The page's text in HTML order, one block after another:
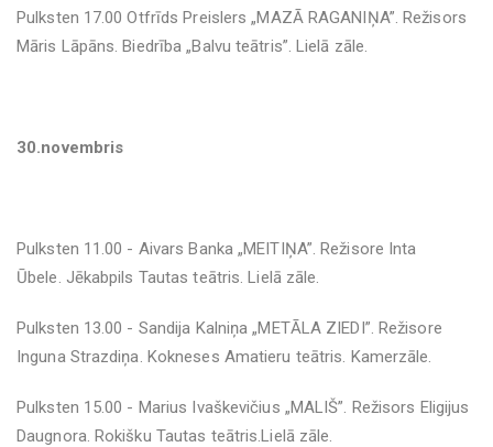
Pulksten 17.00 Otfrīds Preislers „MAZĀ RAGANIŅA”. Režisors
Māris Lāpāns. Biedrība „Balvu teātris”. Lielā zāle.
30.novembris
Pulksten 11.00 - Aivars Banka „MEITIŅA”. Režisore Inta
Ūbele. Jēkabpils Tautas teātris. Lielā zāle.
Pulksten 13.00 - Sandija Kalniņa „METĀLA ZIEDI”. Režisore
Inguna Strazdiņa. Kokneses Amatieru teātris. Kamerzāle.
Pulksten 15.00 - Marius Ivaškevičius „MALIŠ”. Režisors Eligijus
Daugnora. Rokišku Tautas teātris.Lielā zāle.